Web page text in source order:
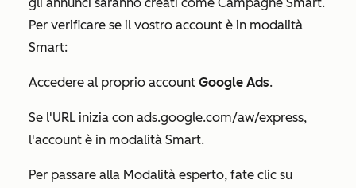
Per verificare se il vostro account è in modalità
Smart:
Accedere al proprio account Google Ads.
Se l'URL inizia con ads.google.com/aw/express,
l'account è in modalità Smart.
Per passare alla Modalità esperto, fate clic su